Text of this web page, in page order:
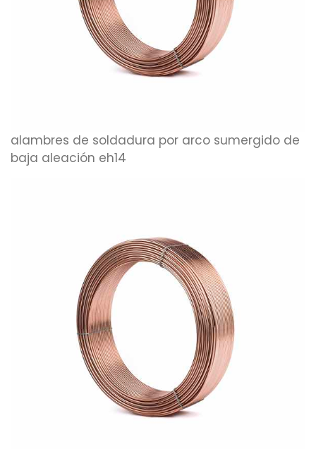
alambres de soldadura por arco sumergido de
baja aleación eh14